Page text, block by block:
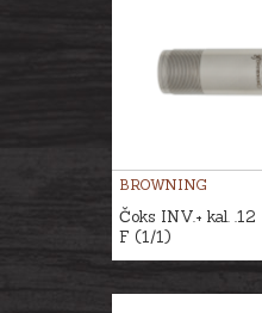
BROWNING
Čoks INV.+ kal. .12
F (1/1)